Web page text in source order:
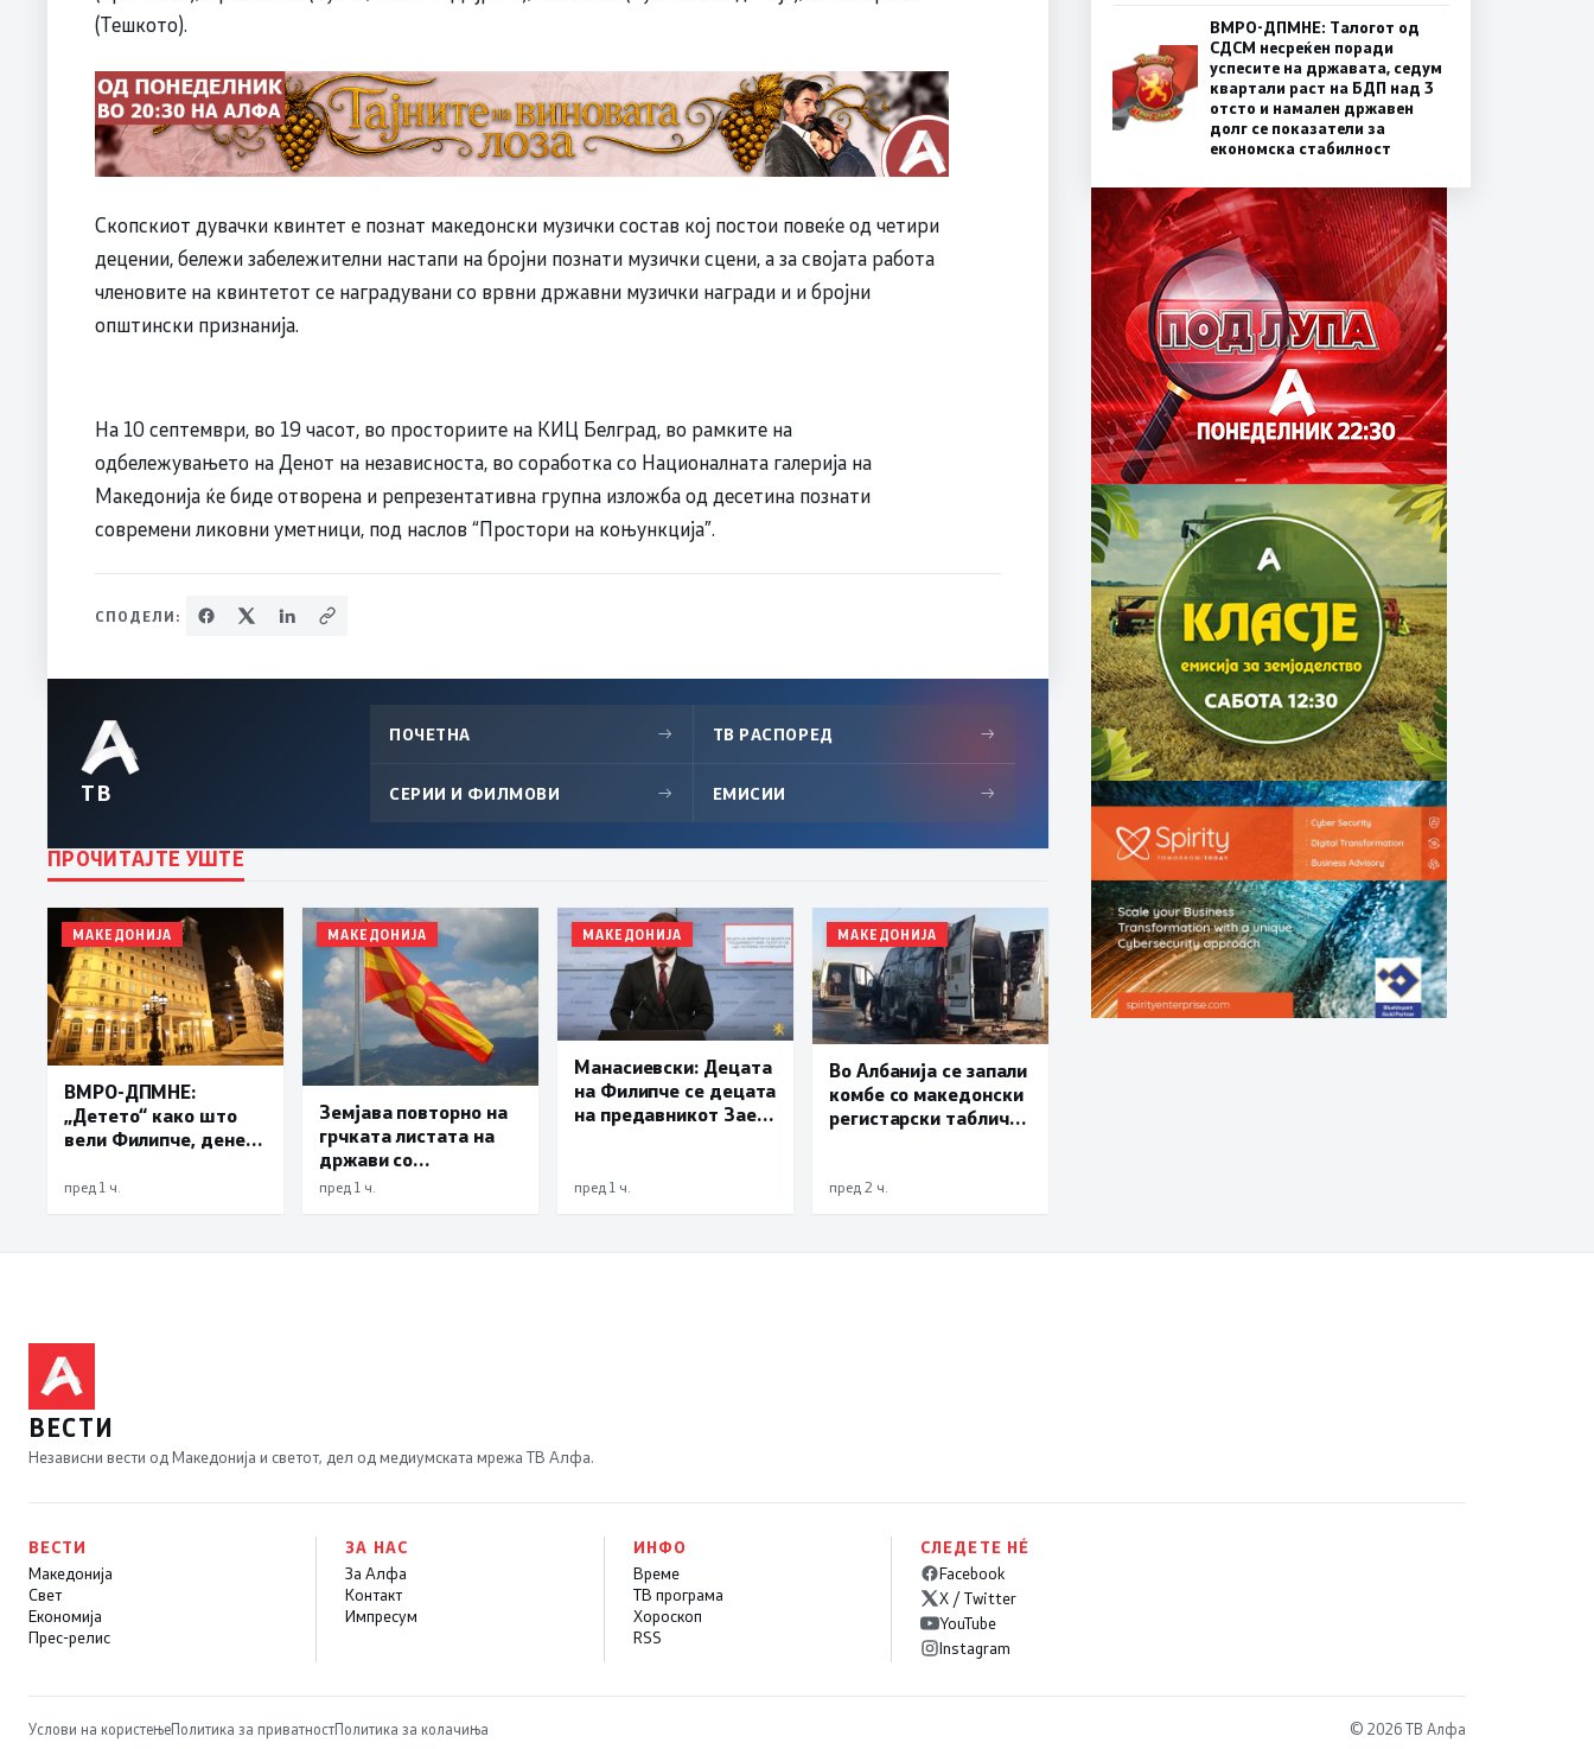
(Тешкото).
Скопскиот дувачки квинтет е познат македонски музички состав кој постои повеќе од четири
децении, бележи забележителни настапи на бројни познати музички сцени, а за својата работа
членовите на квинтетот се наградувани со врвни државни музички награди и и бројни
општински признанија.
На 10 септември, во 19 часот, во просториите на КИЦ Белград, во рамките на
одбележувањето на Денот на независноста, во соработка со Националната галерија на
Македонија ќе биде отворена и репрезентативна групна изложба од десетина познати
современи ликовни уметници, под наслов “Простори на коњункција”.
СПОДЕЛИ:
ТВ
ПОЧЕТНА → ТВ РАСПОРЕД →
СЕРИИ И ФИЛМОВИ → ЕМИСИИ →
ПРОЧИТАЈТЕ УШТЕ
МАКЕДОНИЈА
ВМРО-ДПМНЕ:
„Детето“ како што
вели Филипче, денес
дека во случајот во
пред 1 ч.
МАКЕДОНИЈА
Земјава повторно на
грчката листата на
држави со
привилегиран
пред 1 ч.
МАКЕДОНИЈА
Манасиевски: Децата
на Филипче се децата
на предавникот Заев,
пред 1 ч.
МАКЕДОНИЈА
Во Албанија се запали
комбе со македонски
регистарски таблички
пред 2 ч.
ВМРО-ДПМНЕ: Талогот од
СДСМ несреќен поради
успесите на државата, седум
квартали раст на БДП над 3
отсто и намален државен
долг се показатели за
економска стабилност
ВЕСТИ
Независни вести од Македонија и светот, дел од медиумската мрежа ТВ Алфа.
ВЕСТИ
Македонија
Свет
Економија
Прес-релис
ЗА НАС
За Алфа
Контакт
Импресум
ИНФО
Време
ТВ програма
Хороскоп
RSS
СЛЕДЕТЕ НÉ
Facebook
X / Twitter
YouTube
Instagram
Услови на користењеПолитика за приватностПолитика за колачиња © 2026 ТВ Алфа